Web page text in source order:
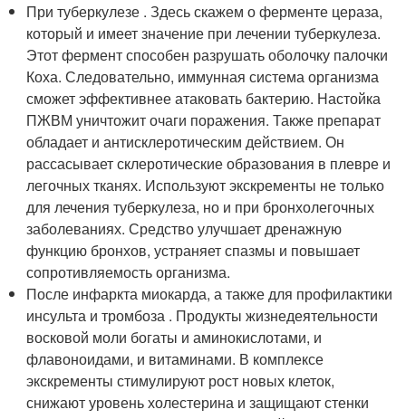
При туберкулезе . Здесь скажем о ферменте цераза,
который и имеет значение при лечении туберкулеза.
Этот фермент способен разрушать оболочку палочки
Коха. Следовательно, иммунная система организма
сможет эффективнее атаковать бактерию. Настойка
ПЖВМ уничтожит очаги поражения. Также препарат
обладает и антисклеротическим действием. Он
рассасывает склеротические образования в плевре и
легочных тканях. Используют экскременты не только
для лечения туберкулеза, но и при бронхолегочных
заболеваниях. Средство улучшает дренажную
функцию бронхов, устраняет спазмы и повышает
сопротивляемость организма.
После инфаркта миокарда, а также для профилактики
инсульта и тромбоза . Продукты жизнедеятельности
восковой моли богаты и аминокислотами, и
флавоноидами, и витаминами. В комплексе
экскременты стимулируют рост новых клеток,
снижают уровень холестерина и защищают стенки